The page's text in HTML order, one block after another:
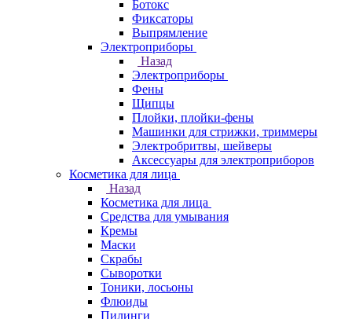
Ботокс
Фиксаторы
Выпрямление
Электроприборы
Назад
Электроприборы
Фены
Щипцы
Плойки, плойки-фены
Машинки для стрижки, триммеры
Электробритвы, шейверы
Аксессуары для электроприборов
Косметика для лица
Назад
Косметика для лица
Средства для умывания
Кремы
Маски
Скрабы
Сыворотки
Тоники, лосьоны
Флюиды
Пилинги